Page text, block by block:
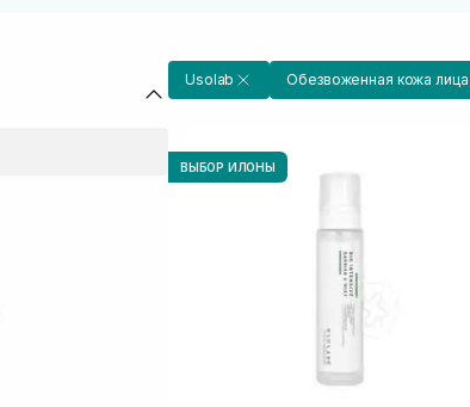
Usolab Обезвоженная кожа лица
ВЫБОР ИЛОНЫ